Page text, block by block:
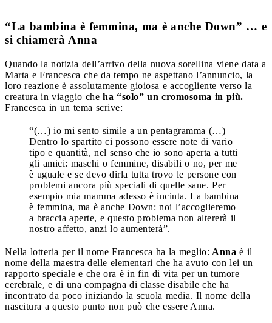
“La bambina è femmina, ma è anche Down” … e
si chiamerà Anna
Quando la notizia dell’arrivo della nuova sorellina viene data a
Marta e Francesca che da tempo ne aspettano l’annuncio, la
loro reazione è assolutamente gioiosa e accogliente verso la
creatura in viaggio che ha “solo” un cromosoma in più.
Francesca in un tema scrive:
“(…) io mi sento simile a un pentagramma (…)
Dentro lo spartito ci possono essere note di vario
tipo e quantità, nel senso che io sono aperta a tutti
gli amici: maschi o femmine, disabili o no, per me
è uguale e se devo dirla tutta trovo le persone con
problemi ancora più speciali di quelle sane. Per
esempio mia mamma adesso è incinta. La bambina
è femmina, ma è anche Down: noi l’accoglieremo
a braccia aperte, e questo problema non altererà il
nostro affetto, anzi lo aumenterà”.
Nella lotteria per il nome Francesca ha la meglio: Anna è il
nome della maestra delle elementari che ha avuto con lei un
rapporto speciale e che ora è in fin di vita per un tumore
cerebrale, e di una compagna di classe disabile che ha
incontrato da poco iniziando la scuola media. Il nome della
nascitura a questo punto non può che essere Anna.